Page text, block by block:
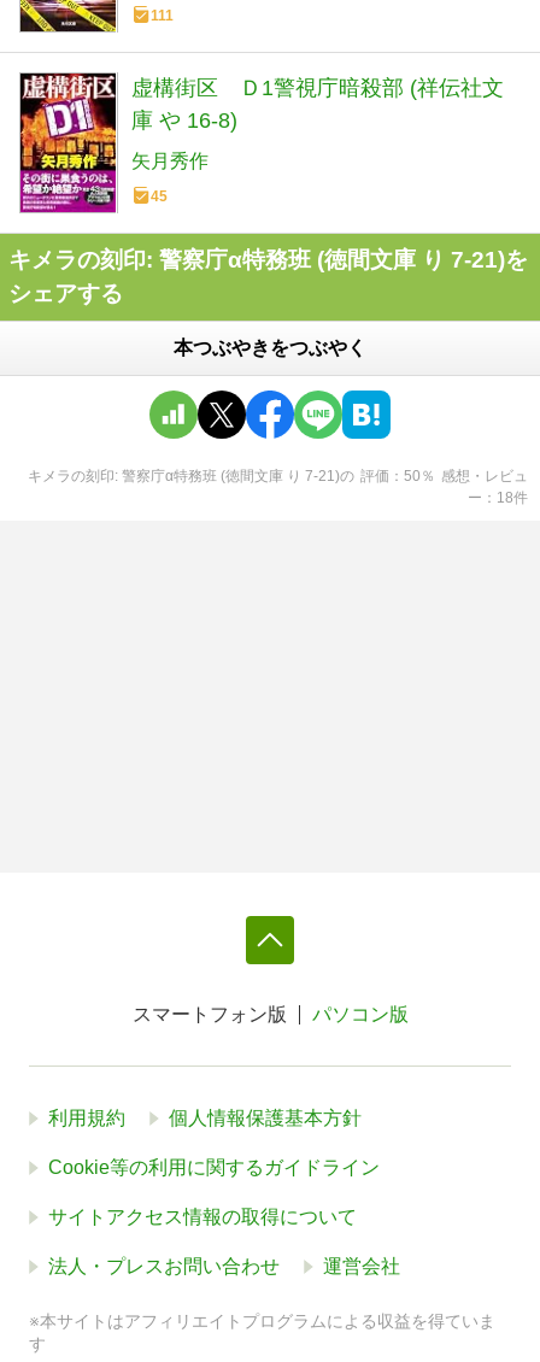
111
虚構街区 Ｄ1警視庁暗殺部 (祥伝社文
庫 や 16-8)
矢月秀作
45
キメラの刻印: 警察庁α特務班 (徳間文庫 り 7-21)を
シェアする
本つぶやきをつぶやく
キメラの刻印: 警察庁α特務班 (徳間文庫 り 7-21)の 評価 50 ％ 感想・レビュ
ー
18件
スマートフォン版 パソコン版
利用規約 個人情報保護基本方針
Cookie等の利用に関するガイドライン
サイトアクセス情報の取得について
法人・プレスお問い合わせ 運営会社
※本サイトはアフィリエイトプログラムによる収益を得ていま
す